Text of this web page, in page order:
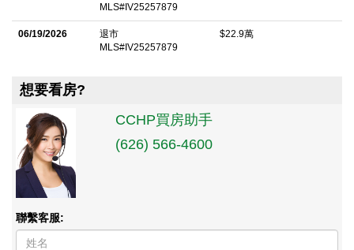
MLS#IV25257879
06/19/2026
退市
MLS#IV25257879
$22.9萬
想要看房?
CCHP買房助手
(626) 566-4600
聯繫客服: